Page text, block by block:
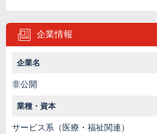
企業情報
企業名
非公開
業種・資本
サービス系（医療・福祉関連）